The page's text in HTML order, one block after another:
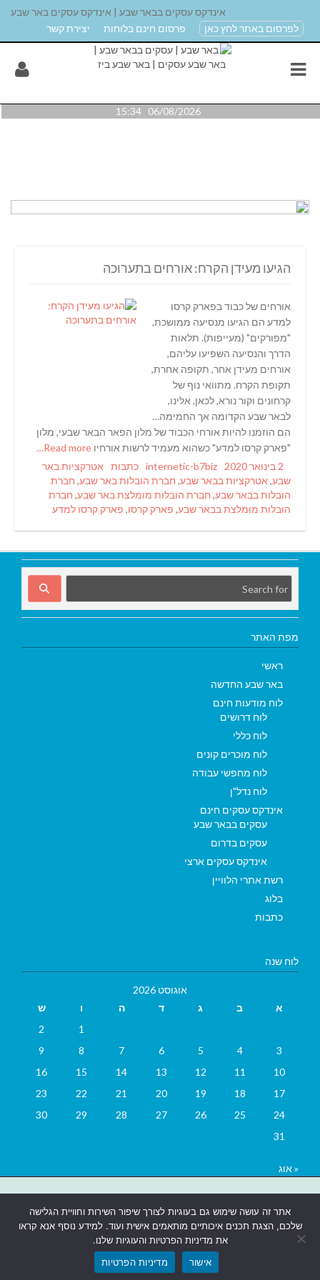
אינדקס עסקים בבאר שבע | אינדקס עסקים באר שבע
לפרסום באתר לחץ כאן
פרסום חינם בלוחות יצירת קשר
06/08/2026 15:34
הגיעו מעידן הקרח: אורחים בתערוכה
אורחים של כבוד בפארק קרסו
למדע הם הגיעו מנסיעה ממושכת,
"מפורקים" (מעייפות). תלאות
הדרך והנסיעה השפיעו עליהם,
אורחים מעידן אחר, תקופה אחרת,
תקופת הקרח. מתוואי נוף של
קרחונים וקור נורא, לכאן, אלינו,
לבאר שבע הקדומה אך החמימה…
הם הוזמנו להיות אורחי הכבוד של מלון הפאר הבאר שבעי, מלון
"פארק קרסו למדע" כשהוא מעמיד לרשות אורחיו
Posted
on
2 בינואר 2020 Author
internetic-b7biz
Categories
כתבות Tags
אטרקציות באר
שבע, אטרקציות בבאר שבע, חברת הובלות באר שבע, חברת
הובלות בבאר שבע, חברת הובלות מומלצת באר שבע, חברת
הובלות מומלצת בבאר שבע, פארק קרסו, פארק קרסו למדע
מפת האתר
ראשי
באר שבע החדשה
לוח מודעות חינם
לוח דרושים
לוח כללי
לוח מוכרים קונים
לוח מחפשי עבודה
לוח נדל"ן
אינדקס עסקים חינם
עסקים בבאר שבע
עסקים בדרום
אינדקס עסקים ארצי
רשת אתרי הלוויין
בלוג
כתבות
לוח שנה
אוגוסט 2026
א
ב ג ד ה ו
ש
1
2
3
4
5
6
7
8
9
10
11
12
13
14
15
16
17
18
19
20
21
22
23
24
25
26
27
28
29
30
31
« אוג
אתרים בבאר שבע|
אתר זה עושה שימוש גם בעוגיות לצורך שיפור השירות וחוויית הגלישה
שלכם, הצגת תכנים איכותיים מותאמים אישית ועוד. למידע נוסף אנא קראו
את מדיניות הפרטיות והעוגיות שלנו.
אישור
מדיניות הפרטיות